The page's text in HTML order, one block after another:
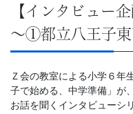
【インタビュー
～①都立八王子東
Ｚ会の教室による小学６年
子で始める、中学準備」が
お話を聞くインタビューシ